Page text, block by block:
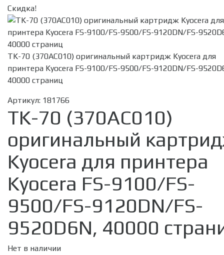
Скидка!
TK-70 (370AC010) оригинальный картридж Kyocera для
принтера Kyocera FS-9100/FS-9500/FS-9120DN/FS-
40000 страниц
Артикул: 181766
TK-70 (370AC010)
оригинальный
Kyocera для принтера
Kyocera FS-9100/FS-
9500/FS-9120DN/FS-
9520D6N, 40000
Нет в наличии